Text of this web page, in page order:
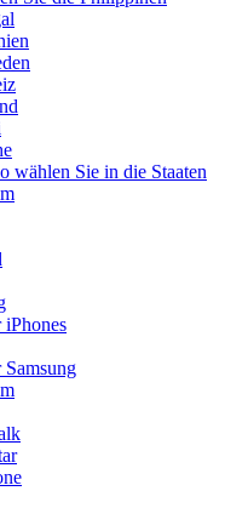
wählen Sie in die Staaten